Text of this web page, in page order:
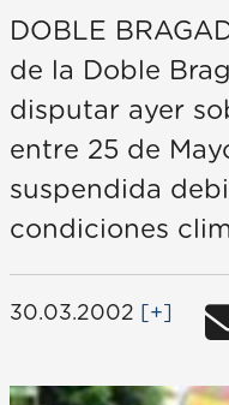
DOBLE
de la Doble
disputar ayer
entre 25 de
suspendida
condiciones
30.03.2002 [+]